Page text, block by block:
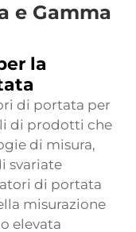
e Gamma
la
di portata per
di prodotti che
di misura,
svariate
di portata
misurazione
elevata